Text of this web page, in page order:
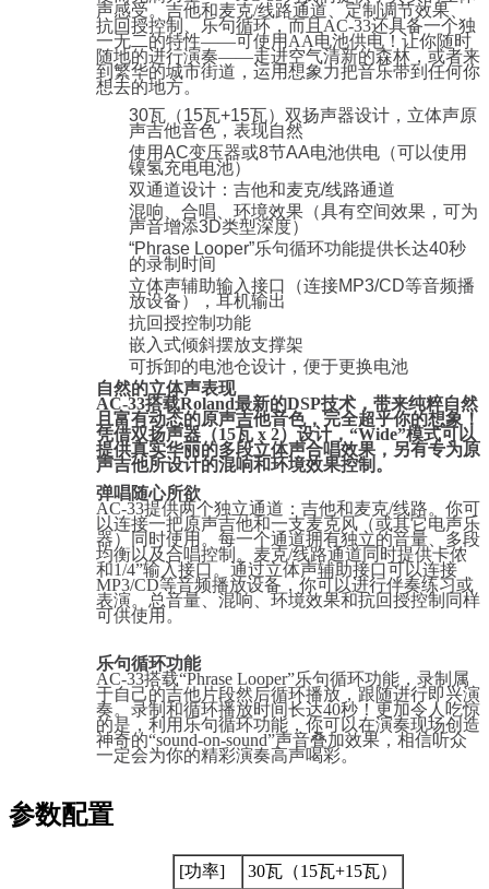
声感受。吉他和麦克/线路通道、定制调节效果、
抗回授控制、乐句循环，而且AC-33还具备一个独
一无二的特性——可使用AA电池供电！让你随时
随地的进行演奏——走进空气清新的森林，或者来
到繁华的城市街道，运用想象力把音乐带到任何你
想去的地方。
30瓦（15瓦+15瓦）双扬声器设计，立体声原
声吉他音色，表现自然
使用AC变压器或8节AA电池供电（可以使用
镍氢充电电池）
双通道设计：吉他和麦克/线路通道
混响、合唱、环境效果（具有空间效果，可为
声音增添3D类型深度）
“Phrase Looper”乐句循环功能提供长达40秒
的录制时间
立体声辅助输入接口（连接MP3/CD等音频播
放设备），耳机输出
抗回授控制功能
嵌入式倾斜摆放支撑架
可拆卸的电池仓设计，便于更换电池
自然的立体声表现
AC-33搭载Roland最新的DSP技术，带来纯粹自然
且富有动态的原声吉他音色，完全超乎你的想象！
凭借双扬声器（15瓦 x 2）设计，“Wide”模式可以
提供真实华丽的多段立体声合唱效果，另有专为原
声吉他所设计的混响和环境效果控制。
弹唱随心所欲
AC-33提供两个独立通道：吉他和麦克/线路。你可
以连接一把原声吉他和一支麦克风（或其它电声乐
器）同时使用。每一个通道拥有独立的音量、多段
均衡以及合唱控制。麦克/线路通道同时提供卡侬
和1/4”输入接口。通过立体声辅助接口可以连接
MP3/CD等音频播放设备，你可以进行伴奏练习或
表演。总音量、混响、环境效果和抗回授控制同样
可供使用。
乐句循环功能
AC-33搭载“Phrase Looper”乐句循环功能，录制属
于自己的吉他片段然后循环播放，跟随进行即兴演
奏。录制和循环播放时间长达40秒！更加令人吃惊
的是，利用乐句循环功能，你可以在演奏现场创造
神奇的“sound-on-sound”声音叠加效果，相信听众
一定会为你的精彩演奏高声喝彩。
参数配置
[功率]
30瓦（15瓦+15瓦）